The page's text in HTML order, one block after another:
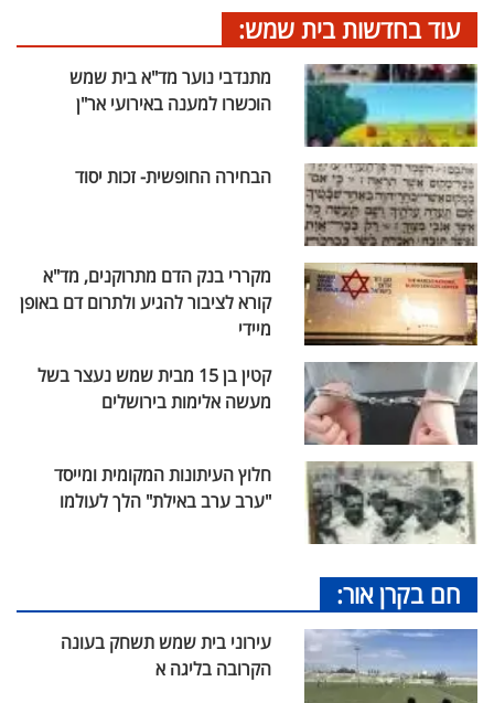
עוד בחדשות בית שמש:
מתנדבי נוער מד"א בית שמש
הוכשרו למענה באירועי אר"ן
הבחירה החופשית- זכות יסוד
מקררי בנק הדם מתרוקנים, מד"א
קורא לציבור להגיע ולתרום דם באופן
מיידי
קטין בן 15 מבית שמש נעצר בשל
מעשה אלימות בירושלים
חלוץ העיתונות המקומית ומייסד
"ערב ערב באילת" הלך לעולמו
חם בקרן אור:
עירוני בית שמש תשחק בעונה
הקרובה בליגה א